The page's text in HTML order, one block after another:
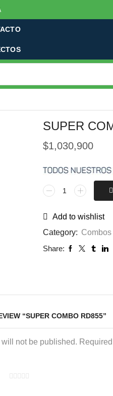
SUPER
$1,030,900
Add to wishlist
Category: Combos
Share:
“SUPER COMBO RD855”
not be published.